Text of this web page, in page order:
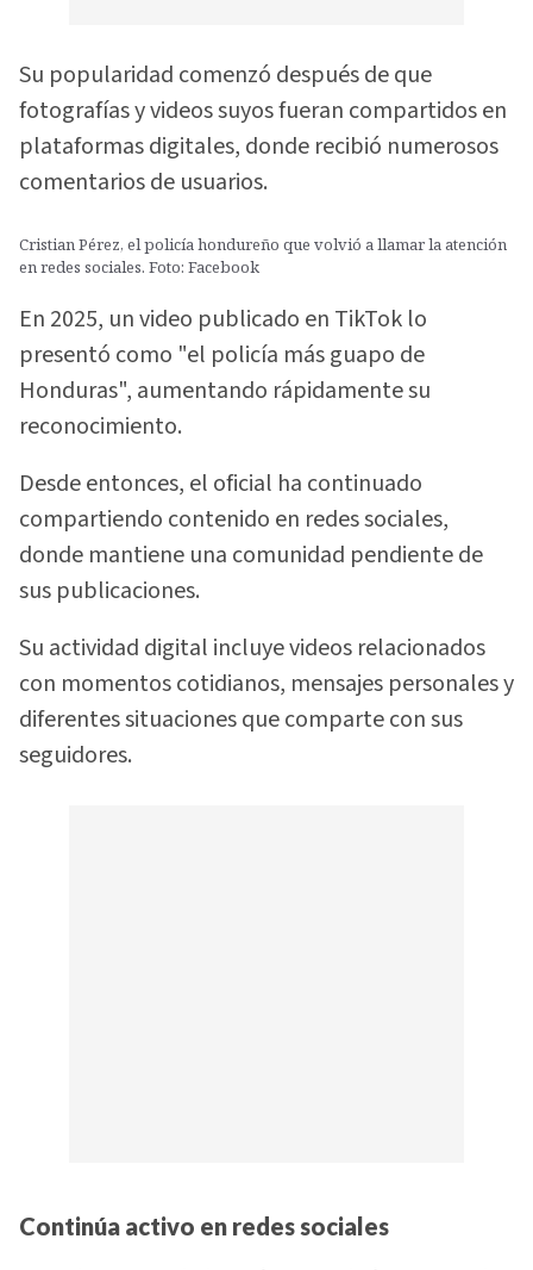
Su popularidad comenzó después de que
fotografías y videos suyos fueran compartidos en
plataformas digitales, donde recibió numerosos
comentarios de usuarios.
Cristian Pérez, el policía hondureño que volvió a llamar la atención
en redes sociales. Foto: Facebook
En 2025, un video publicado en TikTok lo
presentó como "el policía más guapo de
Honduras", aumentando rápidamente su
reconocimiento.
Desde entonces, el oficial ha continuado
compartiendo contenido en redes sociales,
donde mantiene una comunidad pendiente de
sus publicaciones.
Su actividad digital incluye videos relacionados
con momentos cotidianos, mensajes personales y
diferentes situaciones que comparte con sus
seguidores.
Continúa activo en redes sociales